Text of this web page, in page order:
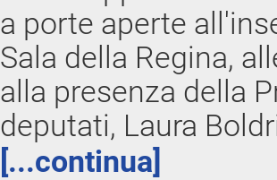
a porte aperte
Sala della Regina,
alla presenza della
deputati, Laura
[...continua]